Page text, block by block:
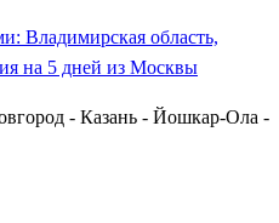
Серпухов, чтобы
помадки.
край, автобусы везут
Рязанскому тракту. По пути
трасса ведет в
Владимирская область,
на 5 дней из Москвы
- Казань - Йошкар-Ола -